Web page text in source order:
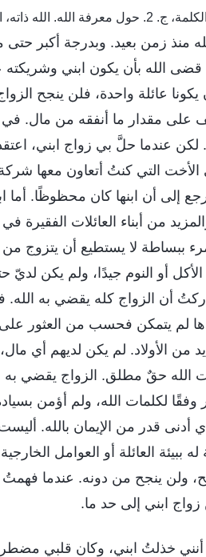
ج. 2. حول معرفة الله. الله ذاته، الفريد ثالثًا]
منذ زمن بعيد. وبدرجة أكبر
قضى الله بأن يكون ابني
عائلة واحدة، فلن ينجح
على مقدار ما أنفقه من
لكن عندما حلَّ بي زواج ابني،
التي كنتُ أتعاون معها شركة
أن ابنها كان محظوظًا. أما
من أبناء العائلات الفقيرة
ببساطة لا يستطيع أن يتزوج
أو النوم جيدًا، ولم يكن لديّ
أن الزواج كله يقضي به الله.
لم يتمكن فحسب من العثور
من الأولاد. لم يكن لديهم أي
حقٌ مطلق. الزواج يقضي به
وفقًا لكلمات الله، ولم أؤمن
أدنى قدر من الإيمان بالله.
له ببيئة العائلة أو العوامل
ولن ينجح من دونه. عندما فهمتُ
ابني إلى حد ما.
خذلتُ ابني، وكان قلبي